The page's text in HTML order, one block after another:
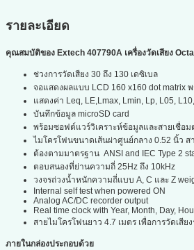
รายละเอียด
คุณสมบัติของ Extech 407790A เครื่องวัดเสียง
ช่วงการวัดเสียง 30 ถึง 130 เดซิเบล
จอแสดงผลแบบ LCD 160 x160 dot matrix
แสดงค่า Leq, LE,Lmax, Lmin, Lp, L05,
บันทึกข้อมูล microSD card
พร้อมซอฟต์แวร์วิเคราะห์ข้อมูลและสายเชื่อ
ไมโครโฟนขนาดเส้นผ่าศูนย์กลาง 0.52 นิ้ว ส
ต้องตามมาตรฐาน ANSI and IEC Type 2
ตอบสนองที่ย่านความถี่ 25Hz ถึง 10kHz
วงจรถ่วงน้ำหนักความถี่แบบ A, C และ Z
Internal self test when powered ON
Analog AC/DC recorder output
Real time clock with Year, Month, Day,
สายไมโครโฟนยาว 4.7 เมตร เพื่อการวัดเสีย
ภายในกล่องประกอบด้วย